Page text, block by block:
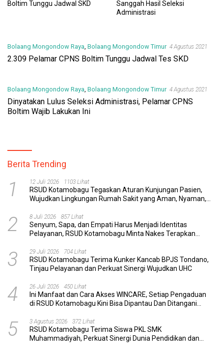
Boltim Tunggu Jadwal SKD
Sanggah Hasil Seleksi
Administrasi
Bolaang Mongondow Raya, Bolaang Mongondow Timur 4 Agustus 2021
2.309 Pelamar CPNS Boltim Tunggu Jadwal Tes SKD
Bolaang Mongondow Raya, Bolaang Mongondow Timur 4 Agustus 2021
Dinyatakan Lulus Seleksi Administrasi, Pelamar CPNS
Boltim Wajib Lakukan Ini
Berita Trending
1 12 Juli 2026 1103 Lihat
RSUD Kotamobagu Tegaskan Aturan Kunjungan Pasien,
Wujudkan Lingkungan Rumah Sakit yang Aman, Nyaman,
2 8 Juli 2026 857 Lihat
Senyum, Sapa, dan Empati Harus Menjadi Identitas
Pelayanan, RSUD Kotamobagu Minta Nakes Terapkan
3 29 Juli 2026 704 Lihat
RSUD Kotamobagu Terima Kunker Kancab BPJS Tondano,
Tinjau Pelayanan dan Perkuat Sinergi Wujudkan UHC
4 26 Juli 2026 450 Lihat
Ini Manfaat dan Cara Akses WINCARE, Setiap Pengaduan
di RSUD Kotamobagu Kini Bisa Dipantau Dan Ditangani
5 3 Agustus 2026 372 Lihat
RSUD Kotamobagu Terima Siswa PKL SMK
Muhammadiyah, Perkuat Sinergi Dunia Pendidikan dan